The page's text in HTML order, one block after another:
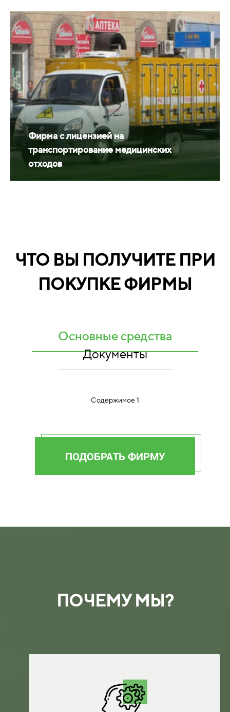
Фирма с лицензией на
транспортирование медицинских
отходов
ЧТО ВЫ ПОЛУЧИТЕ ПРИ
ПОКУПКЕ ФИРМЫ
Основные средства
Документы
Содержимое 1
ПОДОБРАТЬ ФИРМУ
ПОЧЕМУ МЫ?